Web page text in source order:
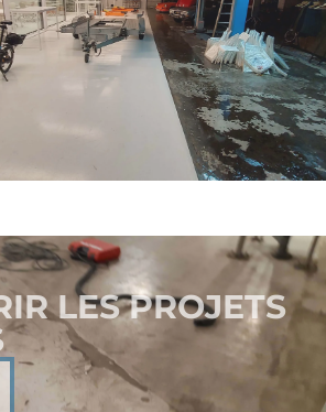
LES PROJETS